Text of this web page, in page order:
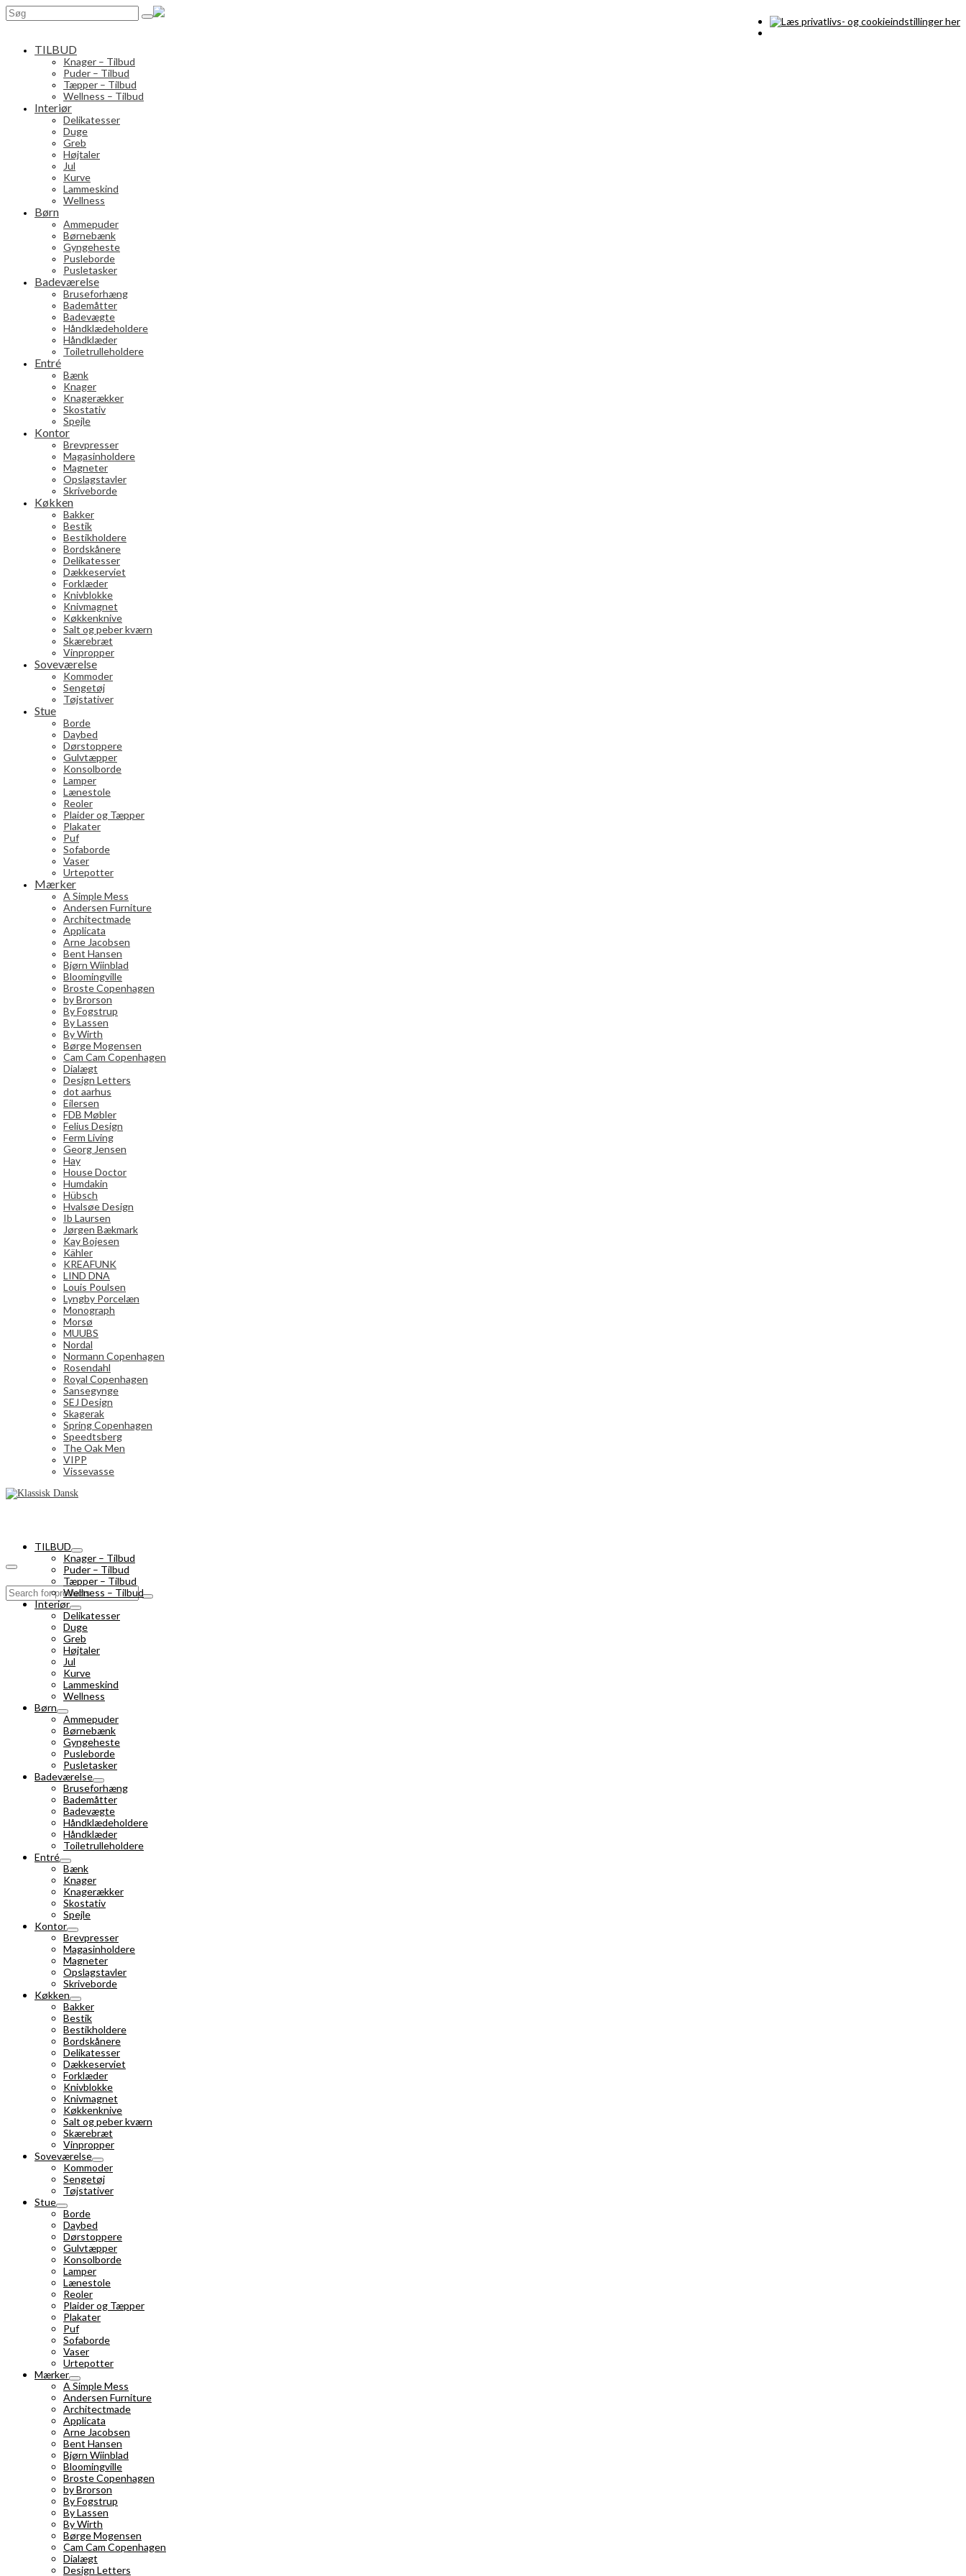
Search
for:
TILBUD
Knager – Tilbud
Puder – Tilbud
Tæpper – Tilbud
Wellness – Tilbud
Interiør
Delikatesser
Duge
Greb
Højtaler
Jul
Kurve
Lammeskind
Wellness
Børn
Ammepuder
Børnebænk
Gyngeheste
Pusleborde
Pusletasker
Badeværelse
Bruseforhæng
Bademåtter
Badevægte
Håndklædeholdere
Håndklæder
Toiletrulleholdere
Entré
Bænk
Knager
Knagerækker
Skostativ
Spejle
Kontor
Brevpresser
Magasinholdere
Magneter
Opslagstavler
Skriveborde
Køkken
Bakker
Bestik
Bestikholdere
Bordskånere
Delikatesser
Dækkeserviet
Forklæder
Knivblokke
Knivmagnet
Køkkenknive
Salt og peber kværn
Skærebræt
Vinpropper
Soveværelse
Kommoder
Sengetøj
Tøjstativer
Stue
Borde
Daybed
Dørstoppere
Gulvtæpper
Konsolborde
Lamper
Lænestole
Reoler
Plaider og Tæpper
Plakater
Puf
Sofaborde
Vaser
Urtepotter
Mærker
A Simple Mess
Andersen Furniture
Architectmade
Applicata
Arne Jacobsen
Bent Hansen
Bjørn Wiinblad
Bloomingville
Broste Copenhagen
by Brorson
By Fogstrup
By Lassen
By Wirth
Børge Mogensen
Cam Cam Copenhagen
Dialægt
Design Letters
dot aarhus
Eilersen
FDB Møbler
Felius Design
Ferm Living
Georg Jensen
Hay
House Doctor
Humdakin
Hübsch
Hvalsøe Design
Ib Laursen
Jørgen Bækmark
Kay Bojesen
Kähler
KREAFUNK
LIND DNA
Louis Poulsen
Lyngby Porcelæn
Monograph
Morsø
MUUBS
Nordal
Normann Copenhagen
Rosendahl
Royal Copenhagen
Sansegynge
SEJ Design
Skagerak
Spring Copenhagen
Speedtsberg
The Oak Men
VIPP
Vissevasse
Search
for:
TILBUD
Knager – Tilbud
Puder – Tilbud
Tæpper – Tilbud
Wellness – Tilbud
Interiør
Delikatesser
Duge
Greb
Højtaler
Jul
Kurve
Lammeskind
Wellness
Børn
Ammepuder
Børnebænk
Gyngeheste
Pusleborde
Pusletasker
Badeværelse
Bruseforhæng
Bademåtter
Badevægte
Håndklædeholdere
Håndklæder
Toiletrulleholdere
Entré
Bænk
Knager
Knagerækker
Skostativ
Spejle
Kontor
Brevpresser
Magasinholdere
Magneter
Opslagstavler
Skriveborde
Køkken
Bakker
Bestik
Bestikholdere
Bordskånere
Delikatesser
Dækkeserviet
Forklæder
Knivblokke
Knivmagnet
Køkkenknive
Salt og peber kværn
Skærebræt
Vinpropper
Soveværelse
Kommoder
Sengetøj
Tøjstativer
Stue
Borde
Daybed
Dørstoppere
Gulvtæpper
Konsolborde
Lamper
Lænestole
Reoler
Plaider og Tæpper
Plakater
Puf
Sofaborde
Vaser
Urtepotter
Mærker
A Simple Mess
Andersen Furniture
Architectmade
Applicata
Arne Jacobsen
Bent Hansen
Bjørn Wiinblad
Bloomingville
Broste Copenhagen
by Brorson
By Fogstrup
By Lassen
By Wirth
Børge Mogensen
Cam Cam Copenhagen
Dialægt
Design Letters